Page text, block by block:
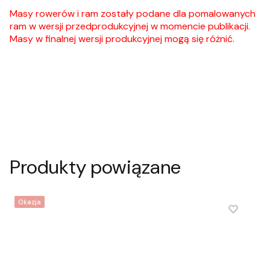
Masy rowerów i ram zostały podane dla pomalowanych
ram w wersji przedprodukcyjnej w momencie publikacji.
Masy w finalnej wersji produkcyjnej mogą się różnić.
Produkty powiązane
Okazja